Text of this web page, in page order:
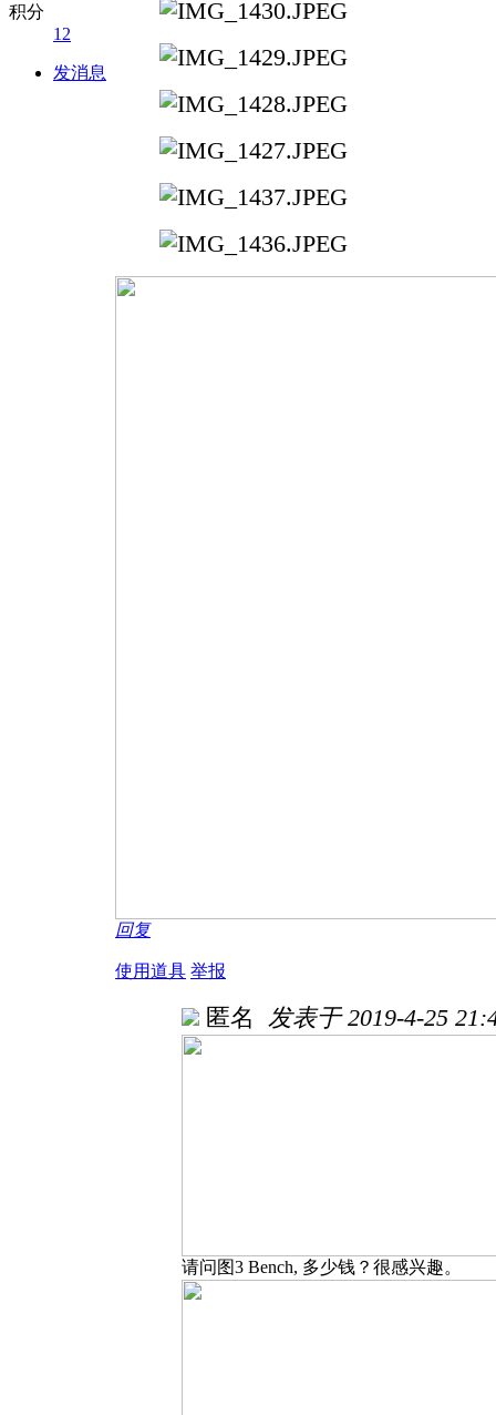
积分
12
发消息
回复
使用道具 举报
匿名 发表于 2019-4-25
请问图3 Bench, 多少钱？很感兴趣。